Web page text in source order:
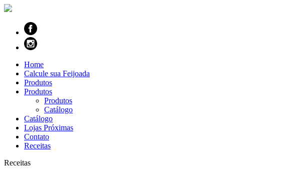
Home
Calcule sua Feijoada
Produtos
Produtos
Produtos
Catálogo
Catálogo
Lojas Próximas
Contato
Receitas
Receitas